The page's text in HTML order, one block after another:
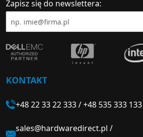
Zapisz się do newslettera:
KONTAKT
+48 22 33 22 333/+48 535 333 133
sales@hardwaredirect.pl /